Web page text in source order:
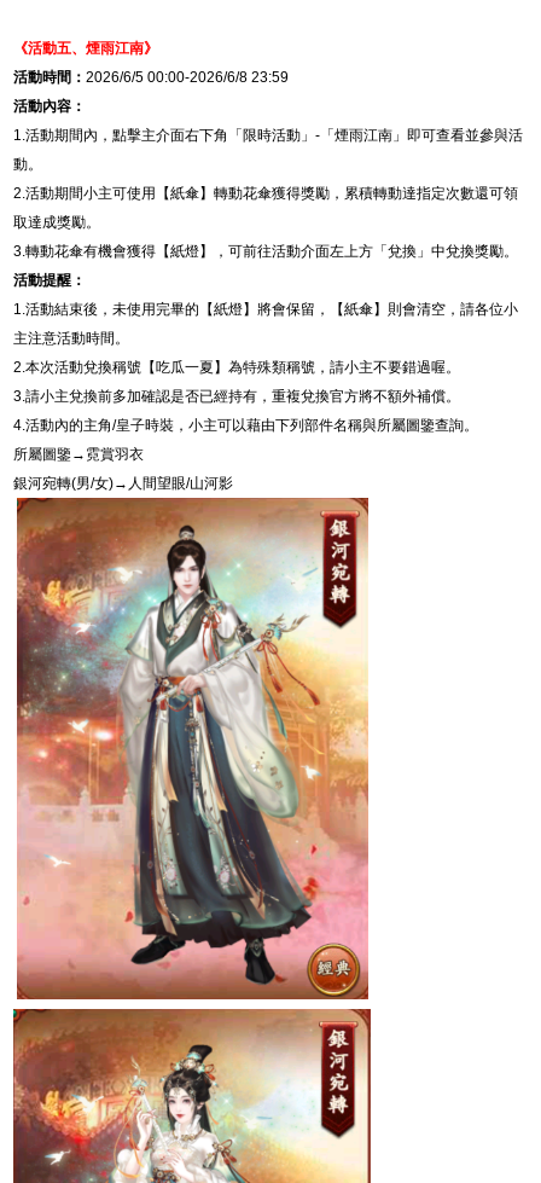
《活動五、煙雨江南》
活動時間：2026/6/5 00:00-2026/6/8 23:59
活動內容：
1.活動期間內，點擊主介面右下角「限時活動」- 「煙雨江南」即可查看並參與活
動。
2.活動期間小主可使用【紙傘】轉動花傘獲得獎勵，累積轉動達指定次數還可領
取達成獎勵。
3.轉動花傘有機會獲得【紙燈】，可前往活動介面左上方「兌換」中兌換獎勵。
活動提醒：
1.活動結束後，未使用完畢的【紙燈】將會保留，【紙傘】則會清空，請各位小
主注意活動時間。
2.本次活動兌換稱號【吃瓜一夏】為特殊類稱號，請小主不要錯過喔。
3.請小主兌換前多加確認是否已經持有，重複兌換官方將不額外補償。
4.活動內的主角/皇子時裝，小主可以藉由下列部件名稱與所屬圖鑒查詢。
所屬圖鑒→霓賞羽衣
銀河宛轉(男/女)→人間望眼/山河影